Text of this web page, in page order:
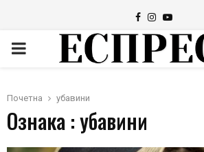
Facebook
Instagram
Youtube
PRIMARY
Почетна убавини
Ознака : убавини